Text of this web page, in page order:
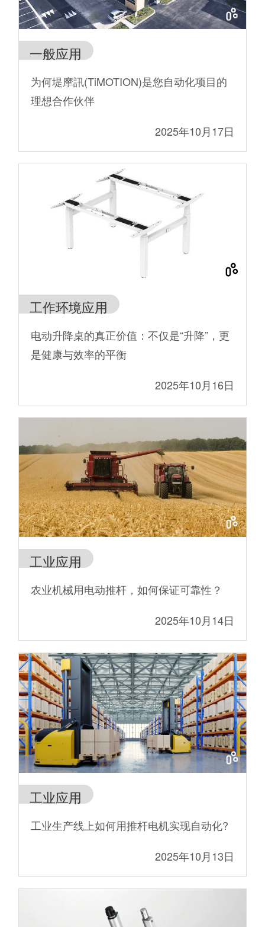
一般应用
为何堤摩訊(TiMOTION)是您自动化项目的
理想合作伙伴
2025年10月17日
工作环境应用
电动升降桌的真正价值：不仅是“升降”，更
是健康与效率的平衡
2025年10月16日
工业应用
农业机械用电动推杆，如何保证可靠性？
2025年10月14日
工业应用
工业生产线上如何用推杆电机实现自动化?
2025年10月13日